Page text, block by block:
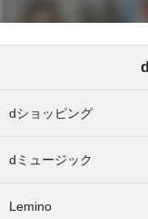
dショッピング
dミュージック
Lemino